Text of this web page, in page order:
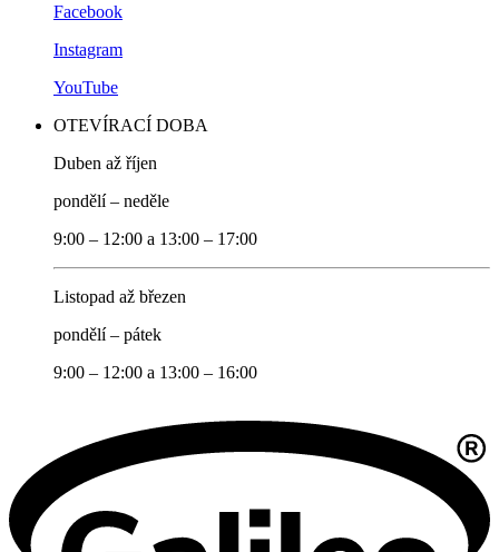
Facebook
Instagram
YouTube
OTEVÍRACÍ DOBA
Duben až říjen
pondělí – neděle
9:00 – 12:00 a 13:00 – 17:00
Listopad až březen
pondělí – pátek
9:00 – 12:00 a 13:00 – 16:00